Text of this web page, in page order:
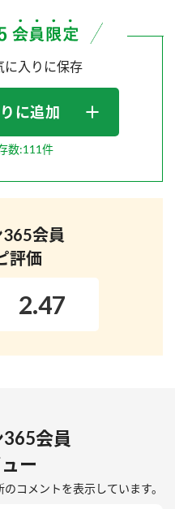
に入りに保存
に追加
数:111件
365会員
評価
2.47
会員
ー
コメントを表示しています。